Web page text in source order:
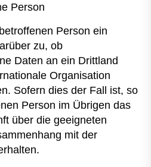
Person
Person ein
zu, ob
Daten an ein Drittland
Organisation
Sofern dies der Fall ist, so
Person im Übrigen das
über die geeigneten
mit der